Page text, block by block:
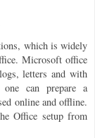
which is widely
Microsoft office
letters and with
can prepare a
online and offline.
Office setup from